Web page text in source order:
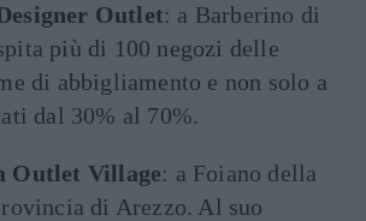
Outlet: a Barberino di
più di 100 negozi delle
di abbigliamento e non solo a
dal 30% al 70%.
Outlet Village: a Foiano della
di Arezzo. Al suo